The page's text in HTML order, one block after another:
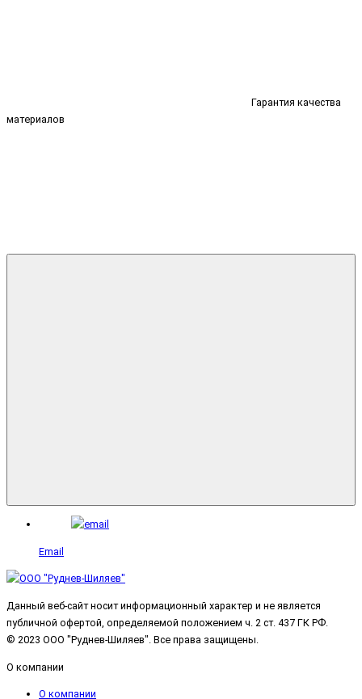
Гарантия качества
материалов
Email
Данный веб-сайт носит информационный характер и не является
публичной офертой, определяемой положением ч. 2 ст. 437 ГК РФ.
© 2023 ООО "Руднев-Шиляев". Все права защищены.
О компании
О компании